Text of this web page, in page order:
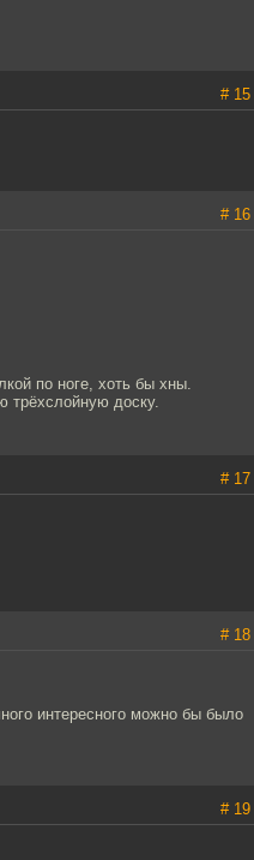
# 15
# 16
по ноге, хоть бы хны.
трёхслойную доску.
# 17
# 18
интересного можно бы было
# 19